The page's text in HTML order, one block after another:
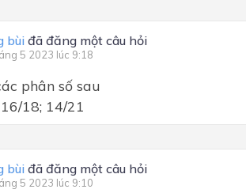
bùi đã đăng một câu hỏi
5 2023 lúc 9:18
phân số sau
18; 14/21
bùi đã đăng một câu hỏi
5 2023 lúc 9:10